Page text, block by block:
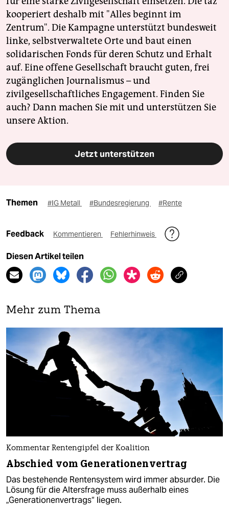
kooperiert deshalb mit "Alles beginnt im
Zentrum". Die Kampagne unterstützt bundesweit
linke, selbstverwaltete Orte und baut einen
solidarischen Fonds für deren Schutz und Erhalt
auf. Eine offene Gesellschaft braucht guten, frei
zugänglichen Journalismus – und
zivilgesellschaftliches Engagement. Finden Sie
auch? Dann machen Sie mit und unterstützen Sie
unsere Aktion.
Jetzt unterstützen
Themen #IG Metall #Bundesregierung #Rente
Feedback Kommentieren Fehlerhinweis
Diesen Artikel teilen
Mehr zum Thema
Kommentar Rentengipfel der Koalition
Abschied vom Generationenvertrag
Das bestehende Rentensystem wird immer absurder. Die
Lösung für die Altersfrage muss außerhalb eines
„Generationenvertrags“ liegen.